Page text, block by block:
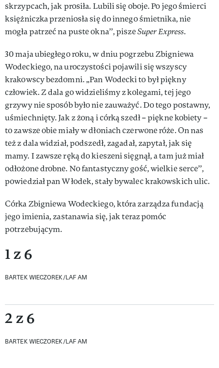
skrzypcach, jak prosiła. Lubili się oboje. Po jego śmierci
księżniczka przeniosła się do innego śmietnika, nie
mogła patrzeć na puste okna’’, piszeSuper Express.
30 maja ubiegłego roku, w dniu pogrzebu Zbigniewa
Wodeckiego, na uroczystości pojawili się wszyscy
krakowscy bezdomni. „Pan Wodecki to był piękny
człowiek. Z dala go widzieliśmy z kolegami, tej jego
grzywy nie sposób było nie zauważyć. Do tego postawny,
uśmiechnięty. Jak z żoną i córką szedł – piękne kobiety –
to zawsze obie miały w dłoniach czerwone róże. On nas
też z dala widział, podszedł, zagadał, zapytał, jak się
mamy. I zawsze ręką do kieszeni sięgnął, a tam już miał
odłożone drobne. No fantastyczny gość, wielkie serce’’,
powiedział pan Włodek, stały bywalec krakowskich ulic.
Córka Zbigniewa Wodeckiego, która zarządza fundacją
jego imienia, zastanawia się, jak teraz pomóc
potrzebującym.
1 z 6
BARTEK WIECZOREK/LAF AM
2 z 6
BARTEK WIECZOREK/LAF AM